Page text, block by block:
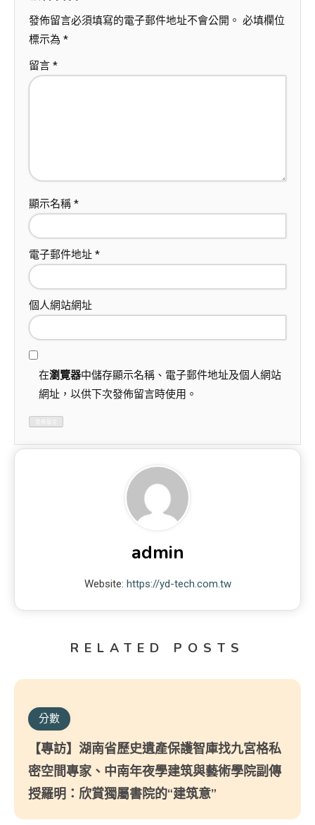
發佈留言必須填寫的電子郵件地址不會公開。 必填欄位
標示為 *
留言 *
顯示名稱 *
電子郵件地址 *
個人網站網址
在瀏覽器中儲存顯示名稱、電子郵件地址及個人網站
網址，以供下次發佈留言時使用。
admin
Website: https://yd-tech.com.tw
RELATED POSTS
分數
【專訪】湖南省歷史遺產保護智庫找九宮格私
密空間專家、中南年夜學建筑與藝術學院副傳
授羅明：欣賞獨屬書院的“建筑意”